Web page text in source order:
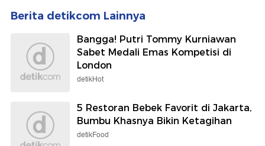
Berita detikcom Lainnya
Bangga! Putri Tommy Kurniawan
Sabet Medali Emas Kompetisi di
London
detikHot
5 Restoran Bebek Favorit di Jakarta,
Bumbu Khasnya Bikin Ketagihan
detikFood